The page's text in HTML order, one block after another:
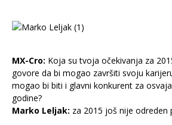
MX-Cro: Koja su tvoja očekivanja za
govore da bi mogao završiti svoju
mogao bi biti i glavni konkurent za
godine?
Marko Leljak: za 2015 još nije odreden